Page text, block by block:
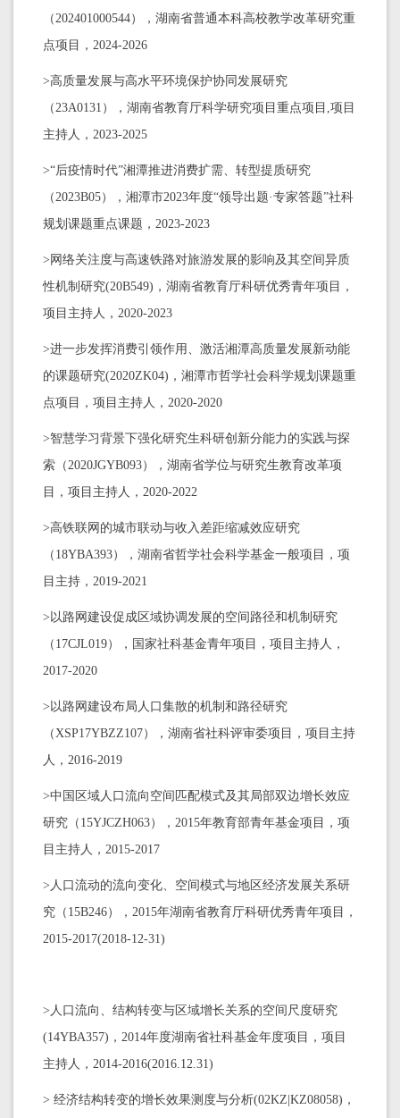
（202401000544），湖南省普通本科高校教学改革研究重
点项目，2024-2026
>高质量发展与高水平环境保护协同发展研究
（23A0131），湖南省教育厅科学研究项目重点项目,项目
主持人，2023-2025
>“后疫情时代”湘潭推进消费扩需、转型提质研究
（2023B05），湘潭市2023年度“领导出题·专家答题”社科
规划课题重点课题，2023-2023
>网络关注度与高速铁路对旅游发展的影响及其空间异质
性机制研究(20B549)，湖南省教育厅科研优秀青年项目，
项目主持人，2020-2023
>进一步发挥消费引领作用、激活湘潭高质量发展新动能
的课题研究(2020ZK04)，湘潭市哲学社会科学规划课题重
点项目，项目主持人，2020-2020
>智慧学习背景下强化研究生科研创新分能力的实践与探
索（2020JGYB093），湖南省学位与研究生教育改革项
目，项目主持人，2020-2022
>高铁联网的城市联动与收入差距缩减效应研究
（18YBA393），湖南省哲学社会科学基金一般项目，项
目主持，2019-2021
>以路网建设促成区域协调发展的空间路径和机制研究
（17CJL019），国家社科基金青年项目，项目主持人，
2017-2020
>以路网建设布局人口集散的机制和路径研究
（XSP17YBZZ107），湖南省社科评审委项目，项目主持
人，2016-2019
>中国区域人口流向空间匹配模式及其局部双边增长效应
研究（15YJCZH063），2015年教育部青年基金项目，项
目主持人，2015-2017
>人口流动的流向变化、空间模式与地区经济发展关系研
究（15B246），2015年湖南省教育厅科研优秀青年项目，
2015-2017(2018-12-31)
>人口流向、结构转变与区域增长关系的空间尺度研究
(14YBA357)，2014年度湖南省社科基金年度项目，项目
主持人，2014-2016(2016.12.31)
> 经济结构转变的增长效果测度与分析(02KZ|KZ08058)，